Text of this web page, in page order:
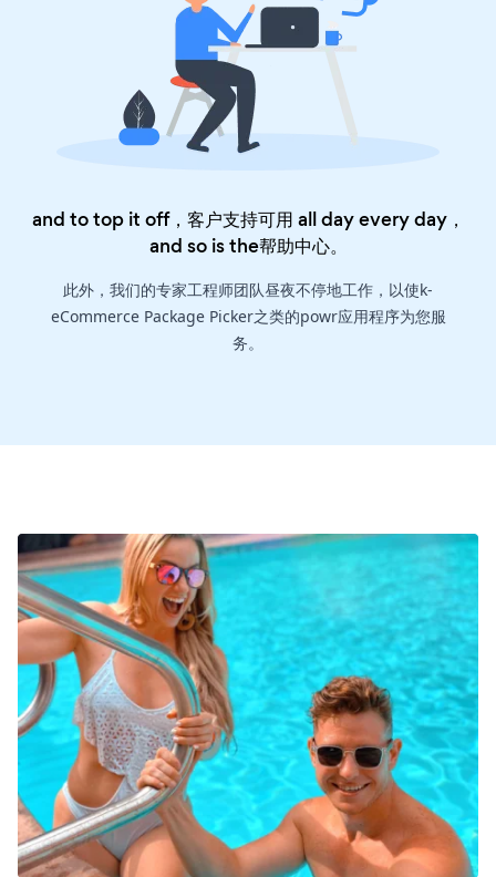
and to top it off，客户支持可用 all day every day，
and so is the帮助中心。
此外，我们的专家工程师团队昼夜不停地工作，以使k-
eCommerce Package Picker之类的powr应用程序为您服
务。